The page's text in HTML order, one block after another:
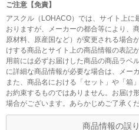
ご注意【免責】
アスクル（LOHACO）では、サイト上に
おりますが、メーカーの都合等により、
原材料、原産国など）が変更される場合
けする商品とサイト上の商品情報の表記
用前には必ずお届けした商品の商品ラベ
に詳細な商品情報が必要な場合は、メー
また、商品名における「セット」や「箱
お約束するものではありません。お届け
場合がございます。あらかじめご了承くだ
商品情報の誤